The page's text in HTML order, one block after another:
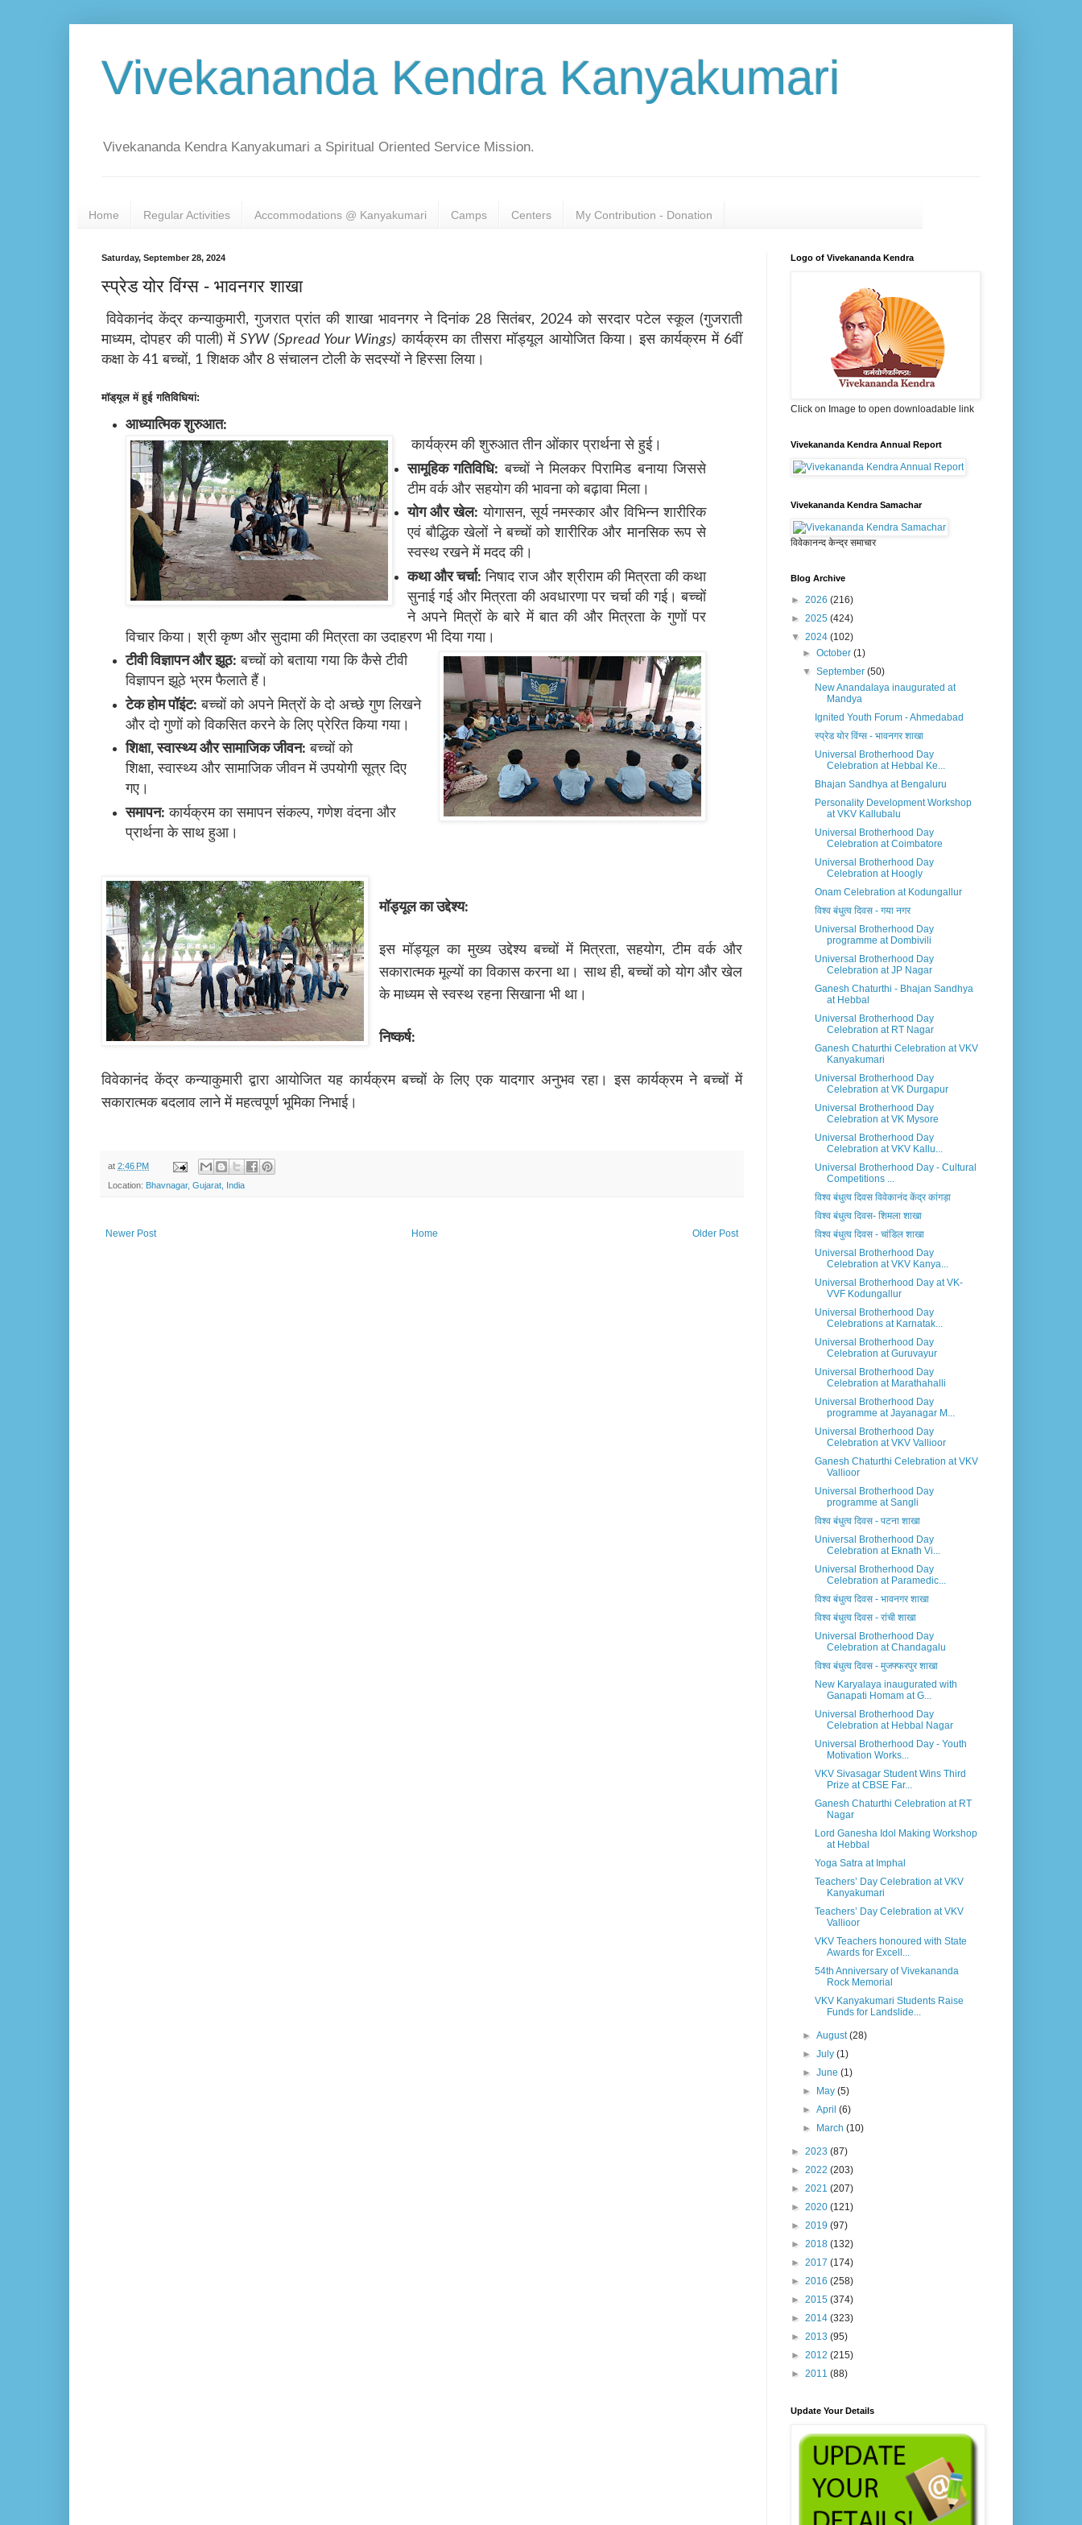
Vivekananda Kendra Kanyakumari
Vivekananda Kendra Kanyakumari a Spiritual Oriented Service Mission.
Home Regular Activities Accommodations @ Kanyakumari Camps Centers My Contribution - Donation
Saturday, September 28, 2024
स्प्रेड योर विंग्स - भावनगर शाखा
विवेकानंद केंद्र कन्याकुमारी,गुजरात प्रांत की शाखा भावनगर ने दिनांक28सितंबर, 2024को सरदार पटेल स्कूल (गुजराती
माध्यम,दोपहर की पाली) में SYW (Spread Your Wings) कार्यक्रम का तीसरा मॉड्यूल आयोजित किया। इस कार्यक्रम में 6वीं
कक्षा के 41बच्चों, 1शिक्षक और 8संचालन टोली के सदस्यों ने हिस्सा लिया।
मॉड्यूल में हुई गतिविधियां:
आध्यात्मिक शुरुआत:
कार्यक्रम की शुरुआत तीन ओंकार प्रार्थना से हुई।
सामूहिक गतिविधि: बच्चों ने मिलकर पिरामिड बनाया जिससे
टीम वर्क और सहयोग की भावना को बढ़ावा मिला।
योग और खेल: योगासन,सूर्य नमस्कार और विभिन्न शारीरिक
एवं बौद्धिक खेलों ने बच्चों को शारीरिक और मानसिक रूप से
स्वस्थ रखने में मदद की।
कथा और चर्चा: निषाद राज और श्रीराम की मित्रता की कथा
सुनाई गई और मित्रता की अवधारणा पर चर्चा की गई। बच्चों
ने अपने मित्रों के बारे में बात की और मित्रता के गुणों पर
विचार किया। श्री कृष्ण और सुदामा की मित्रता का उदाहरण भी दिया गया।
टीवी विज्ञापन और झूठ: बच्चों को बताया गया कि कैसे टीवी
विज्ञापन झूठे भ्रम फैलाते हैं।
टेक होम पॉइंट: बच्चों को अपने मित्रों के दो अच्छे गुण लिखने
और दो गुणों को विकसित करने के लिए प्रेरित किया गया।
शिक्षा,स्वास्थ्य और सामाजिक जीवन: बच्चों को
शिक्षा,स्वास्थ्य और सामाजिक जीवन में उपयोगी सूत्र दिए
गए।
समापन: कार्यक्रम का समापन संकल्प,गणेश वंदना और
प्रार्थना के साथ हुआ।
मॉड्यूल का उद्देश्य:
इस मॉड्यूल का मुख्य उद्देश्य बच्चों में मित्रता,सहयोग,टीम वर्क और
सकारात्मक मूल्यों का विकास करना था। साथ ही,बच्चों को योग और खेल
के माध्यम से स्वस्थ रहना सिखाना भी था।
निष्कर्ष:
विवेकानंद केंद्र कन्याकुमारी द्वारा आयोजित यह कार्यक्रम बच्चों के लिए एक यादगार अनुभव रहा। इस कार्यक्रम ने बच्चों में
सकारात्मक बदलाव लाने में महत्वपूर्ण भूमिका निभाई।
at 2:46 PM
Location: Bhavnagar, Gujarat, India
Newer Post Older Post
Home
Logo of Vivekananda Kendra
Click on Image to open downloadable link
Vivekananda Kendra Annual Report
Vivekananda Kendra Samachar
विवेकानन्द केन्द्र समाचार
Blog Archive
► 2026 (216)
► 2025 (424)
▼ 2024 (102)
►October(1)
▼September(50)
New Anandalaya inaugurated at
Mandya
Ignited Youth Forum - Ahmedabad
स्प्रेड योर विंग्स - भावनगर शाखा
Universal Brotherhood Day
Celebration at Hebbal Ke...
Bhajan Sandhya at Bengaluru
Personality Development Workshop
at VKV Kallubalu
Universal Brotherhood Day
Celebration at Coimbatore
Universal Brotherhood Day
Celebration at Hoogly
Onam Celebration at Kodungallur
विश्व बंधुत्व दिवस - गया नगर
Universal Brotherhood Day
programme at Dombivili
Universal Brotherhood Day
Celebration at JP Nagar
Ganesh Chaturthi - Bhajan Sandhya
at Hebbal
Universal Brotherhood Day
Celebration at RT Nagar
Ganesh Chaturthi Celebration at VKV
Kanyakumari
Universal Brotherhood Day
Celebration at VK Durgapur
Universal Brotherhood Day
Celebration at VK Mysore
Universal Brotherhood Day
Celebration at VKV Kallu...
Universal Brotherhood Day - Cultural
Competitions ...
विश्व बंधुत्व दिवस विवेकानंद केंद्र कांगड़ा
विश्व बंधुत्व दिवस- शिमला शाखा
विश्व बंधुत्व दिवस - चांडिल शाखा
Universal Brotherhood Day
Celebration at VKV Kanya...
Universal Brotherhood Day at VK-
VVF Kodungallur
Universal Brotherhood Day
Celebrations at Karnatak...
Universal Brotherhood Day
Celebration at Guruvayur
Universal Brotherhood Day
Celebration at Marathahalli
Universal Brotherhood Day
programme at Jayanagar M...
Universal Brotherhood Day
Celebration at VKV Vallioor
Ganesh Chaturthi Celebration at VKV
Vallioor
Universal Brotherhood Day
programme at Sangli
विश्व बंधुत्व दिवस - पटना शाखा
Universal Brotherhood Day
Celebration at Eknath Vi...
Universal Brotherhood Day
Celebration at Paramedic...
विश्व बंधुत्व दिवस - भावनगर शाखा
विश्व बंधुत्व दिवस - रांची शाखा
Universal Brotherhood Day
Celebration at Chandagalu
विश्व बंधुत्व दिवस - मुजफ्फरपुर शाखा
New Karyalaya inaugurated with
Ganapati Homam at G...
Universal Brotherhood Day
Celebration at Hebbal Nagar
Universal Brotherhood Day - Youth
Motivation Works...
VKV Sivasagar Student Wins Third
Prize at CBSE Far...
Ganesh Chaturthi Celebration at RT
Nagar
Lord Ganesha Idol Making Workshop
at Hebbal
Yoga Satra at Imphal
Teachers’ Day Celebration at VKV
Kanyakumari
Teachers’ Day Celebration at VKV
Vallioor
VKV Teachers honoured with State
Awards for Excell...
54th Anniversary of Vivekananda
Rock Memorial
VKV Kanyakumari Students Raise
Funds for Landslide...
►August(28)
►July(1)
►June(1)
►
May(5)
►April(6)
►
March(10)
► 2023 (87)
► 2022 (203)
► 2021 (207)
► 2020 (121)
► 2019 (97)
► 2018 (132)
► 2017 (174)
► 2016 (258)
► 2015 (374)
► 2014 (323)
► 2013 (95)
► 2012 (215)
► 2011 (88)
Update Your Details